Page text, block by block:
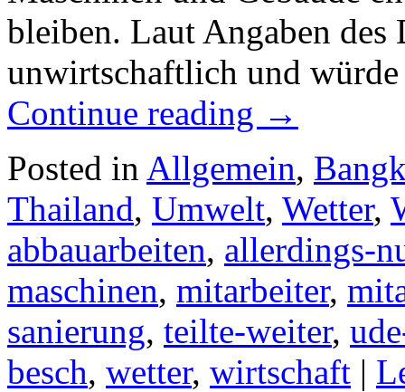
bleiben. Laut Angaben des
unwirtschaftlich und
Continue reading →
Posted in Allgemein,
Thailand, Umwelt, Wetter,
abbauarbeiten, allerdings-
maschinen, mitarbeiter,
sanierung, teilte-weiter,
besch, wetter, wirtschaft |